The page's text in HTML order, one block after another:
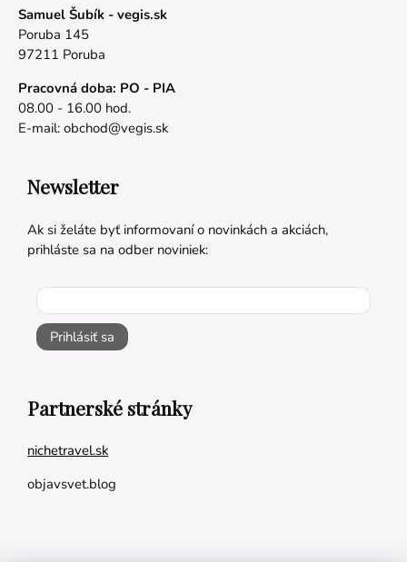
Samuel Šubík - vegis.sk
Poruba 145
97211 Poruba
Pracovná doba: PO - PIA
08.00 - 16.00 hod.
E-mail: obchod@vegis.sk
Newsletter
Ak si želáte byť informovaní o novinkách a akciách,
prihláste sa na odber noviniek:
Prihlásiť sa
Partnerské stránky
nichetravel.sk
objavsvet.blog